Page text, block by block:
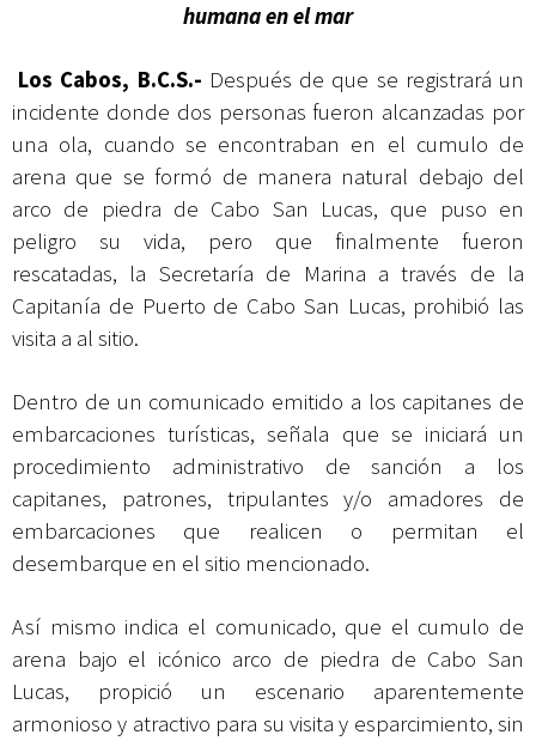
humana en el mar
Los Cabos, B.C.S.- Después de que se registrará un
incidente donde dos personas fueron alcanzadas por
una ola, cuando se encontraban en el cumulo de
arena que se formó de manera natural debajo del
arco de piedra de Cabo San Lucas, que puso en
peligro su vida, pero que finalmente fueron
rescatadas, la Secretaría de Marina a través de la
Capitanía de Puerto de Cabo San Lucas, prohibió las
visita a al sitio.
Dentro de un comunicado emitido a los capitanes de
embarcaciones turísticas, señala que se iniciará un
procedimiento administrativo de sanción a los
capitanes, patrones, tripulantes y/o amadores de
embarcaciones que realicen o permitan el
desembarque en el sitio mencionado.
Así mismo indica el comunicado, que el cumulo de
arena bajo el icónico arco de piedra de Cabo San
Lucas, propició un escenario aparentemente
armonioso y atractivo para su visita y esparcimiento, sin